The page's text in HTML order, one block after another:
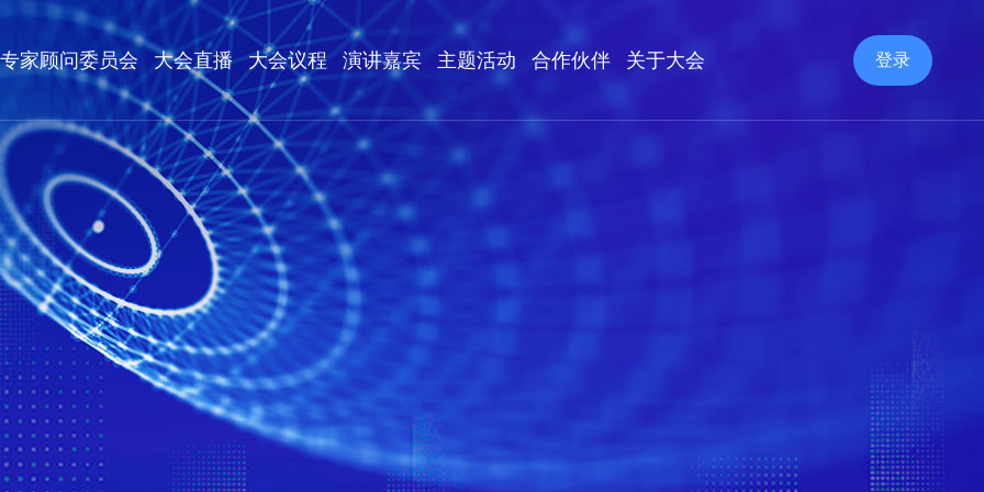
专家顾问委员会 大会直播 大会议程 演讲嘉宾 主题活动 合作伙伴 关于大会 登录